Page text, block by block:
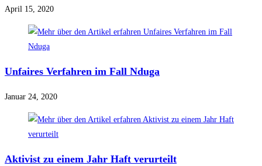
April 15, 2020
Unfaires Verfahren im Fall Nduga
Januar 24, 2020
Aktivist zu einem Jahr Haft verurteilt